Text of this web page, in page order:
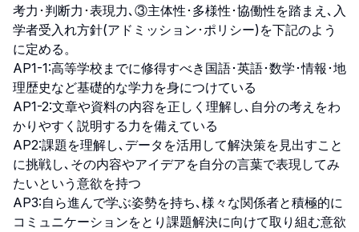
考力･判断力･表現力､③主体性･多様性･協働性を踏まえ､入
学者受入れ方針(アドミッション･ポリシー)を下記のよう
に定める。
AP1-1:高等学校までに修得すべき国語･英語･数学･情報･地
理歴史など基礎的な学力を身につけている
AP1-2:文章や資料の内容を正しく理解し､自分の考えをわ
かりやすく説明する力を備えている
AP2:課題を理解し､データを活用して解決策を見出すこと
に挑戦し､その内容やアイデアを自分の言葉で表現してみ
たいという意欲を持つ
AP3:自ら進んで学ぶ姿勢を持ち､様々な関係者と積極的に
コミュニケーションをとり課題解決に向けて取り組む意欲